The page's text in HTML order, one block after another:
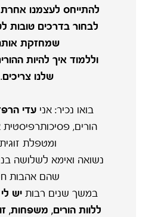
להתייחס לעצמנו
לבחור בדרכים טובות
שמחזקת
וללמוד איך להיות
שלנו צריכים.
בואו נכיר: אני עדי
הורים, פסיכותרפיסטית
ומטפלת
נשואה ואימא לשלושה
שהם אהבות
במשך שנים רבותיש
ללוות הורים, משפחות,